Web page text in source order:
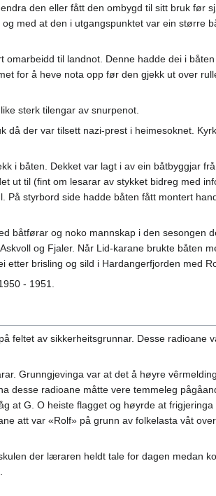
den eller fått den ombygd til sitt bruk før
med at den i utgangspunktet var ein større
til landnot. Denne hadde dei i
for å heve nota opp før den gjekk ut over
sterk tilengar av snurpenot.
der var tilsett nazi-prest i heimesoknet.
i båten. Dekket var lagt i av ein båtbyggjar frå
ut til (fint om lesarar av stykket bidreg med
styrbord side hadde båten fått montert
båtførar og noko mannskap i den sesongen
og Fjaler. Når Lid-karane brukte båten
brisling og sild i Hardangerfjorden med
- 1951.
feltet av sikkerheitsgrunnar. Desse radioane
Grunngjevinga var at det å høyre
desse radioane måtte vere temmeleg
at G. O heiste flagget og høyrde at
att var «Rolf» på grunn av folkelasta våt
der læraren heldt tale for dagen medan